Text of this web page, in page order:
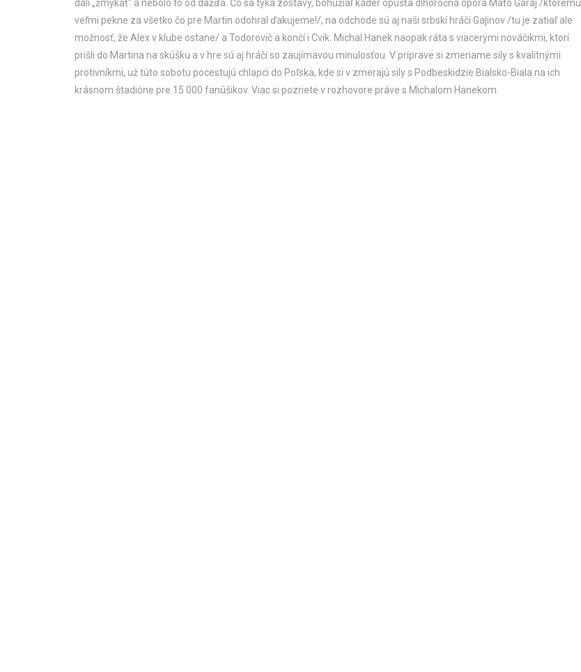
dali „žmýkať“ a nebolo to od dažďa. Čo sa týka zostavy, bohužiaľ káder opúšťa dlhoročná opora Maťo Garaj /ktorému
veľmi pekne za všetko čo pre Martin odohral ďakujeme!/, na odchode sú aj naši srbskí hráči Gajinov /tu je zatiaľ ale
možnosť, že Alex v klube ostane/ a Todorovič a končí i Cvik. Michal Hanek naopak ráta s viacerými nováčikmi, ktorí
prišli do Martina na skúšku a v hre sú aj hráči so zaujímavou minulosťou. V príprave si zmeriame sily s kvalitnými
protivníkmi, už túto sobotu pocestujú chlapci do Poľska, kde si v zmerajú sily s Podbeskidzie Bialsko-Biala na ich
krásnom štadióne pre 15 000 fanúšikov. Viac si pozriete v rozhovore práve s Michalom Hanekom.